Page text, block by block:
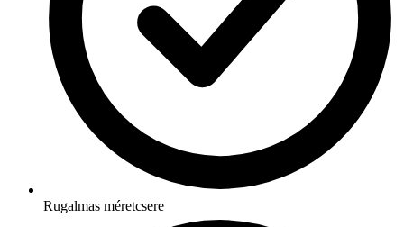
Rugalmas méretcsere